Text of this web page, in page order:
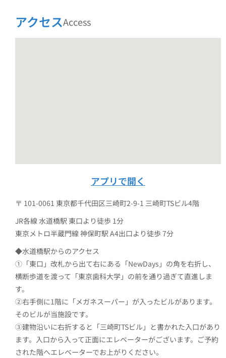
アクセスAccess
アプリで開く
〒 101-0061 東京都千代田区三崎町2-9-1 三崎町TSビル4階
JR各線 水道橋駅 東口より徒歩 1分
東京メトロ半蔵門線 神保町駅 A4出口より徒歩 7分
◆水道橋駅からのアクセス
①「東口」改札から出て右にある「NewDays」の角を右折し、
横断歩道を渡って「東京歯科大学」の前を通り過ぎて直進しま
す。
②右手側に1階に「メガネスーパー」が入ったビルがあります。
そのビルが当施設です。
③建物沿いに右折すると「三崎町TSビル」と書かれた入口があり
ます。入口から入って正面にエレベーターがございます。ご予約
された階へエレベーターでお上がりください。